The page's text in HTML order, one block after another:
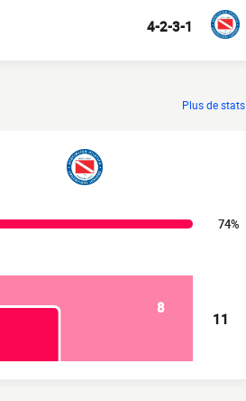
4-2-3-1
Plus de stats
74%
8
11